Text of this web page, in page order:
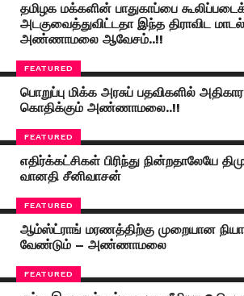
தமிழக மக்களின் பாதுகாப்பை
அடகுவைத்துவிட்டதா இந்த திராவிட
அண்ணாமலை ஆவேசம்..!!
FEATURED
பொறுப்பு மிக்க அரசுப் பதவிகளில்
கொதிக்கும் அண்ணாமலை..!!
FEATURED
எதிர்க்கட்சிகள் பிரிந்து நின்றதாலேயே
வானதி சீனிவாசன்
FEATURED
ஆம்ஸ்ட்ராங் மரணத்திற்கு முறையான
வேண்டும் – அண்ணாமலை
FEATURED